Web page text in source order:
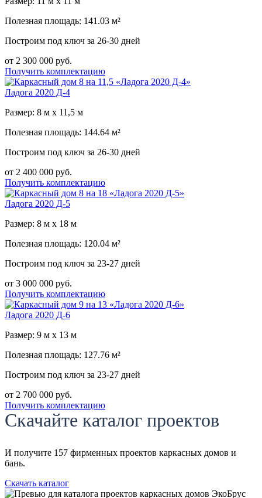
Полезная площадь: 141.03 м²
Построим под ключ за 26-30 дней
от 2 300 000 руб.
Получить комплектацию
Ладога 2020 Д-4
Размер: 8 м х 11,5 м
Полезная площадь: 144.64 м²
Построим под ключ за 26-30 дней
от 2 400 000 руб.
Получить комплектацию
Ладога 2020 Д-5
Размер: 8 м х 18 м
Полезная площадь: 120.04 м²
Построим под ключ за 23-27 дней
от 3 000 000 руб.
Получить комплектацию
Ладога 2020 Д-6
Размер: 9 м х 13 м
Полезная площадь: 127.76 м²
Построим под ключ за 23-27 дней
от 2 700 000 руб.
Получить комплектацию
Скачайте каталог проектов
И получите 157 фирменных проектов каркасных домов и
бань.
Скачать каталог